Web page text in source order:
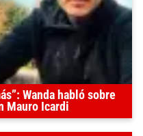
Wanda habló sobre
Mauro Icardi